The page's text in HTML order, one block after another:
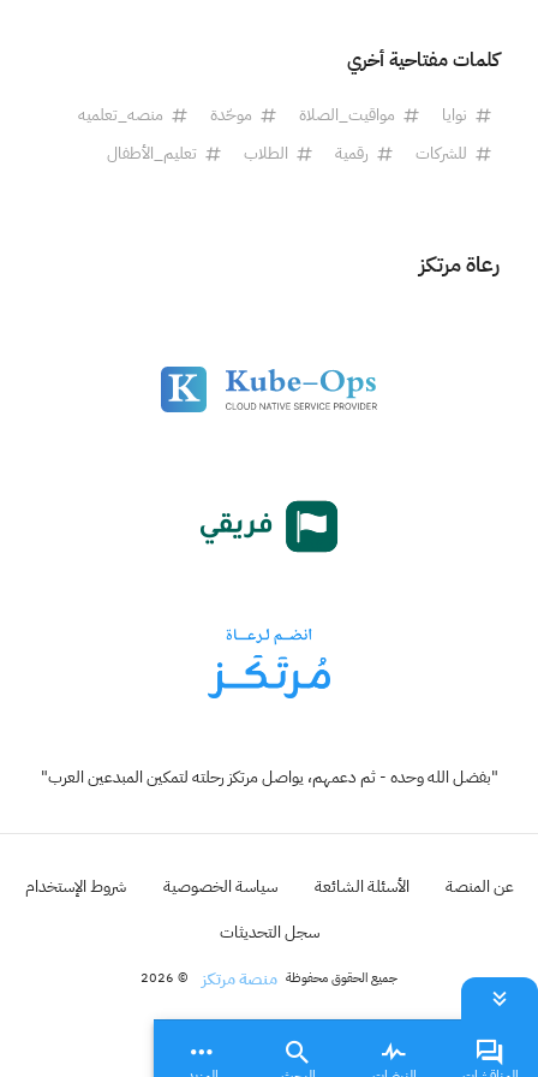
كلمات مفتاحية أخري
نوايا مواقيت_الصلاة موحّدة
منصه_تعلميه
للشركات
رقمية الطلاب تعليم_الأطفال
رعاة مرتكز
"بفضل الله وحده - ثم دعمهم، يواصل مرتكز رحلته لتمكين المبدعين العرب"
عن المنصة الأسئلة الشائعة سياسة الخصوصية
شروط الإستخدام
سجل التحديثات
جميع الحقوق محفوظة منصة مرتكز © 2026